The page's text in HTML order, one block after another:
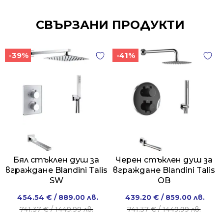
СВЪРЗАНИ ПРОДУКТИ
-39%
Бял стъклен душ за
вграждане Blandini Talis
SW
741.37€/ 1449.99 лв.
Original
price
454.54 € / 889.00 лв.
Current
price
-41%
Черен стъклен душ за
вграждане Blandini Talis
OB
741.37€/ 1449.99 лв.
Original
price
439.20 € / 859.00 лв.
Current
price